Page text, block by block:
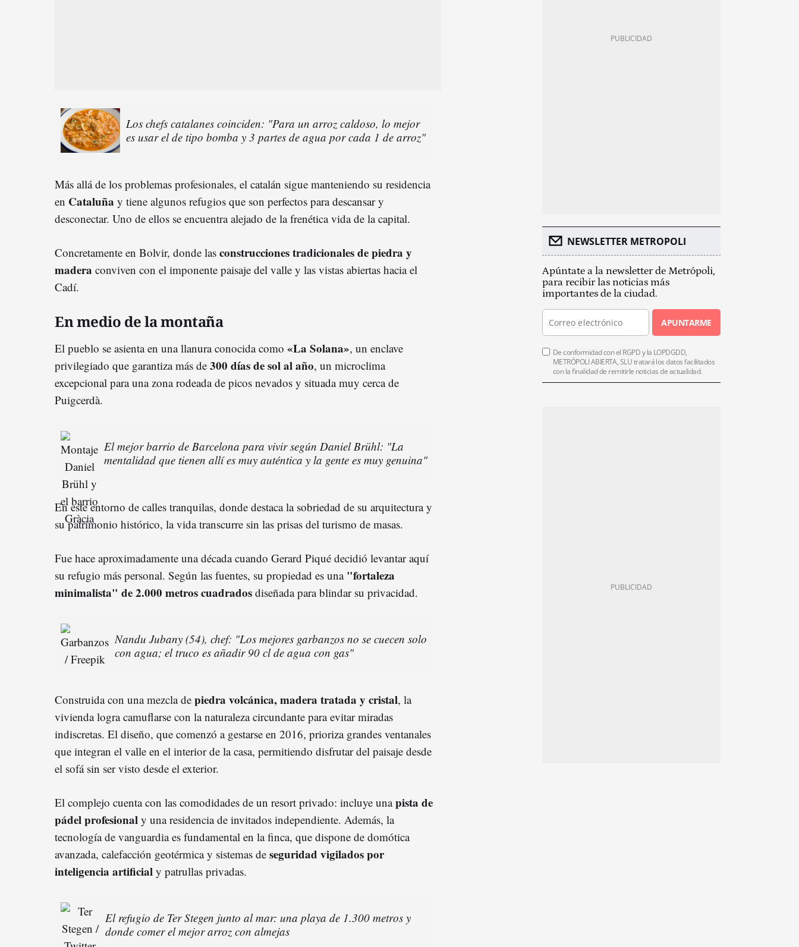
Los chefs catalanes coinciden: "Para un arroz caldoso, lo mejor
es usar el de tipo bomba y 3 partes de agua por cada 1 de arroz"
Más allá de los problemas profesionales, el catalán sigue manteniendo su residencia
en Cataluña y tiene algunos refugios que son perfectos para descansar y
desconectar. Uno de ellos se encuentra alejado de la frenética vida de la capital.
Concretamente en Bolvir, donde las construcciones tradicionales de piedra y
madera conviven con el imponente paisaje del valle y las vistas abiertas hacia el
Cadí.
En medio de la montaña
El pueblo se asienta en una llanura conocida como «La Solana», un enclave
privilegiado que garantiza más de 300 días de sol al año, un microclima
excepcional para una zona rodeada de picos nevados y situada muy cerca de
Puigcerdà.
El mejor barrio de Barcelona para vivir según Daniel Brühl: "La
mentalidad que tienen allí es muy auténtica y la gente es muy genuina"
En este entorno de calles tranquilas, donde destaca la sobriedad de su arquitectura y
su patrimonio histórico, la vida transcurre sin las prisas del turismo de masas.
Fue hace aproximadamente una década cuando Gerard Piqué decidió levantar aquí
su refugio más personal. Según las fuentes, su propiedad es una "fortaleza
minimalista" de 2.000 metros cuadrados diseñada para blindar su privacidad.
Nandu Jubany (54), chef: "Los mejores garbanzos no se cuecen solo
con agua; el truco es añadir 90 cl de agua con gas"
Construida con una mezcla de piedra volcánica, madera tratada y cristal, la
vivienda logra camuflarse con la naturaleza circundante para evitar miradas
indiscretas. El diseño, que comenzó a gestarse en 2016, prioriza grandes ventanales
que integran el valle en el interior de la casa, permitiendo disfrutar del paisaje desde
el sofá sin ser visto desde el exterior.
El complejo cuenta con las comodidades de un resort privado: incluye unapista de
pádel profesional y una residencia de invitados independiente. Además, la
tecnología de vanguardia es fundamental en la finca, que dispone de domótica
avanzada, calefacción geotérmica y sistemas de seguridad vigilados por
inteligencia artificial y patrullas privadas.
El refugio de Ter Stegen junto al mar: una playa de 1.300 metros y
donde comer el mejor arroz con almejas
NEWSLETTER METROPOLI
Apúntate a la newsletter de Metrópoli,
para recibir las noticias más
importantes de la ciudad.
APUNTARME
De conformidad con el RGPD y la LOPDGDD,
METRÓPOLI ABIERTA, SLU tratará los datos facilitados
con la finalidad de remitirle noticias de actualidad.